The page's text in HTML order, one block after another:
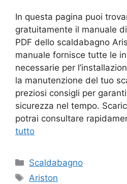
In questa pagina puoi
gratuitamente il manuale
PDF dello scaldabagno
manuale fornisce tutte le
necessarie per
la manutenzione del tuo
preziosi consigli per
sicurezza nel tempo.
potrai consultare
tutto
Categorie
Scaldabagno
Tag
Ariston